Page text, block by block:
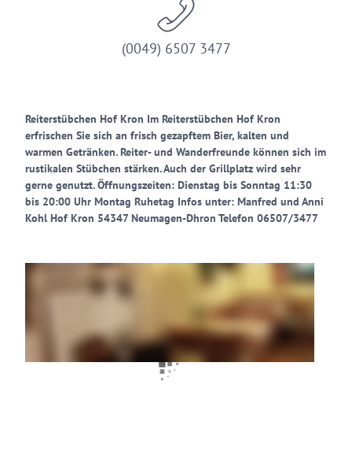
(0049) 6507 3477
Reiterstübchen Hof Kron Im Reiterstübchen Hof Kron
erfrischen Sie sich an frisch gezapftem Bier, kalten und
warmen Getränken. Reiter- und Wanderfreunde können sich im
rustikalen Stübchen stärken. Auch der Grillplatz wird sehr
gerne genutzt. Öffnungszeiten: Dienstag bis Sonntag 11:30
bis 20:00 Uhr Montag Ruhetag Infos unter: Manfred und Anni
Kohl Hof Kron 54347 Neumagen-Dhron Telefon 06507/3477